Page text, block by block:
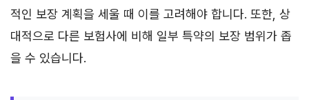
적인 보장 계획을 세울 때 이를 고려해야 합니다. 또한, 상
대적으로 다른 보험사에 비해 일부 특약의 보장 범위가 좁
을 수 있습니다.